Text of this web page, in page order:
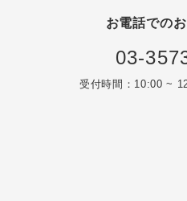
お電話での
03-
受付時間：10:00 ~